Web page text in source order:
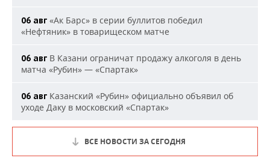
06 авг «Ак Барс» в серии буллитов победил
«Нефтяник» в товарищеском матче
06 авг В Казани ограничат продажу алкоголя в день
матча «Рубин» — «Спартак»
06 авг Казанский «Рубин» официально объявил об
уходе Даку в московский «Спартак»
ВСЕ НОВОСТИ ЗА СЕГОДНЯ